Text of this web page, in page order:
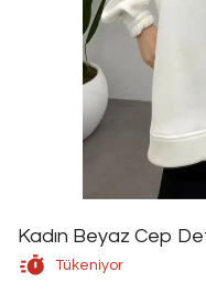
Kadın Beyaz Cep
Tükeniyor